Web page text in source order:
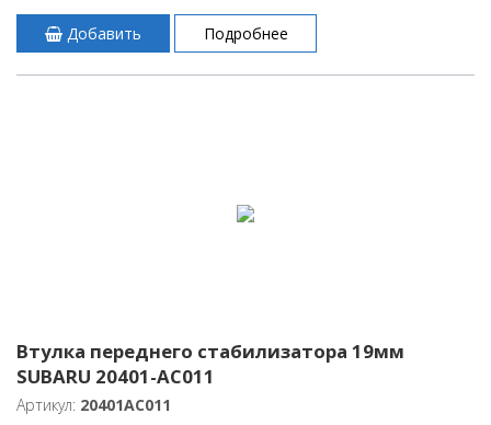
Добавить Подробнее
Втулка переднего стабилизатора 19мм
SUBARU 20401-AC011
Артикул: 20401AC011